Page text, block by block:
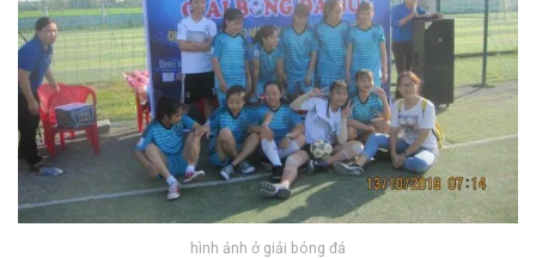
hình ảnh ở giải bóng đá